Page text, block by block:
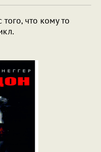
что кому то